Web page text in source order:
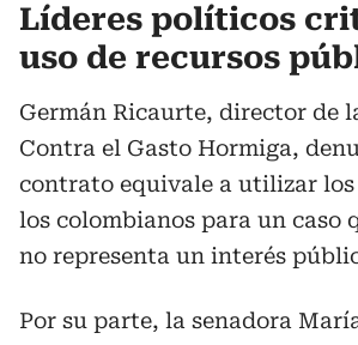
Líderes políticos
uso de recursos
Germán Ricaurte, director de
Contra el Gasto Hormiga,
contrato equivale a utilizar los
los colombianos para un caso
no representa un interés
Por su parte, la senadora